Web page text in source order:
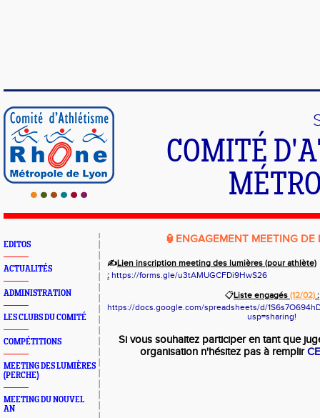
COMITÉ
EDITOS
ACTUALITÉS
ADMINISTRATION
LES CLUBS DU COMITÉ
COMPÉTITIONS
MEETING DES LUMIÈRES
(PERCHE)
MEETING DU NOUVEL
AN
🏮 ENGAGEMENT MEETING DE
✍️Lien inscription meeting des lumières (pour athlète)
: https://forms.gle/u3tAMUGCFDi9HwS26
📋Liste engagés (12/02) :
https://docs.google.com/spreadsheets/d/
usp=sharing!
Si vous souhaitez participer en tant que
organisation n'hésitez pas à remplir